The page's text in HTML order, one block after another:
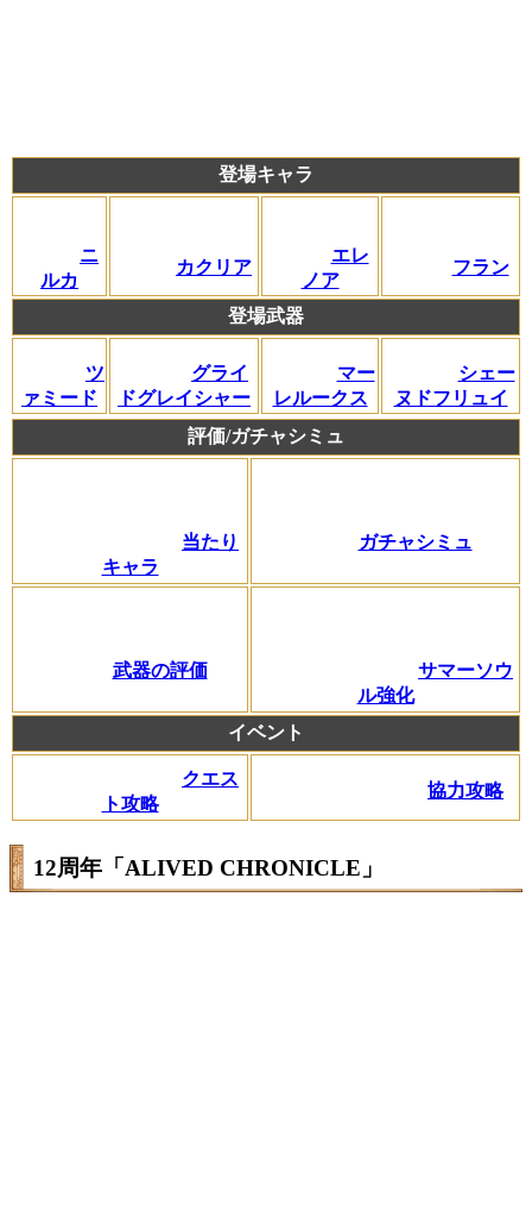
登場キャラ
ニ
ルカ
カクリア
エレ
ノア
フラン
登場武器
ツ
ァミード
グライ
ドグレイシャー
マー
レルークス
シェー
ヌドフリュイ
評価/ガチャシミュ
当たり
キャラ
ガチャシミュ
武器の評価
サマーソウ
ル強化
イベント
クエス
ト攻略
協力攻略
12周年「ALIVED CHRONICLE」